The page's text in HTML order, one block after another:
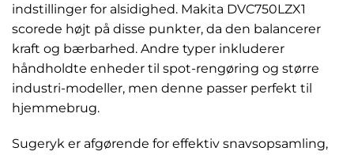
indstillinger for alsidighed. Makita DVC750LZX1
scorede højt på disse punkter, da den balancerer
kraft og bærbarhed. Andre typer inkluderer
håndholdte enheder til spot-rengøring og større
industri-modeller, men denne passer perfekt til
hjemmebrug.
Sugeryk er afgørende for effektiv snavsopsamling,